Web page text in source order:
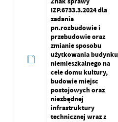
IZP.6733.3.2024 dla
zadania
pn.rozbudowie i
przebudowie oraz
zmianie sposobu
użytkowania budynku
niemieszkalnego na
cele domu kultury,
budowie miejsc
postojowych oraz
niezbędnej
infrastruktury
technicznej wraz z